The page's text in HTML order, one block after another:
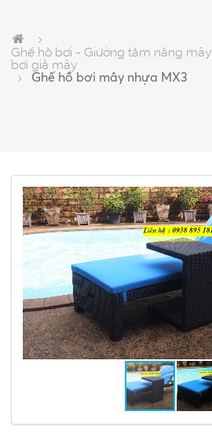
Ghế hồ bơi - Giường tắm nắng
bơi giả mây
Ghế hồ bơi mây nhựa MX3